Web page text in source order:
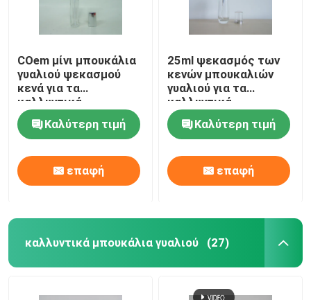
COem μίνι μπουκάλια
γυαλιού ψεκασμού
κενά για τα
καλλυντικά
ιδρύματος με την
αντλία ΒΆΡΟΥΣ & την
ΚΑΠ
Καλύτερη τιμή
επαφή
25ml ψεκασμός των
κενών μπουκαλιών
γυαλιού για τα
καλλυντικά
ιδρύματος με την
αντλία ΒΑΡΟΥΣ & την
ΚΑΠ
Καλύτερη τιμή
επαφή
καλλυντικά μπουκάλια γυαλιού (27)